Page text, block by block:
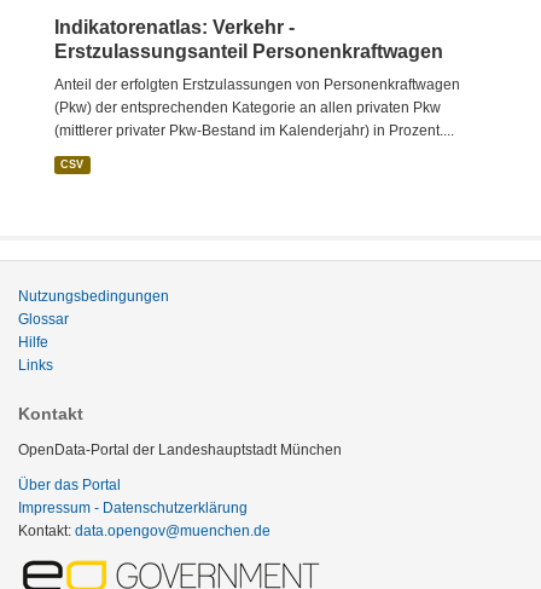
Indikatorenatlas: Verkehr -
Erstzulassungsanteil Personenkraftwagen
Anteil der erfolgten Erstzulassungen von Personenkraftwagen
(Pkw) der entsprechenden Kategorie an allen privaten Pkw
(mittlerer privater Pkw-Bestand im Kalenderjahr) in Prozent....
CSV
Nutzungsbedingungen
Glossar
Hilfe
Links
Kontakt
OpenData-Portal der Landeshauptstadt München
Über das Portal
Impressum - Datenschutzerklärung
Kontakt: data.opengov@muenchen.de